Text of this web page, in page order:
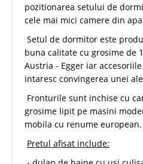
pozitionarea setului de
cele mai mici camere din
Setul de dormitor este
buna calitate cu grosime de
Austria - Egger iar
intaresc convingerea unei
Fronturile sunt inchise cu
grosime lipit pe masini
mobila cu renume european.
Pretul afisat include: